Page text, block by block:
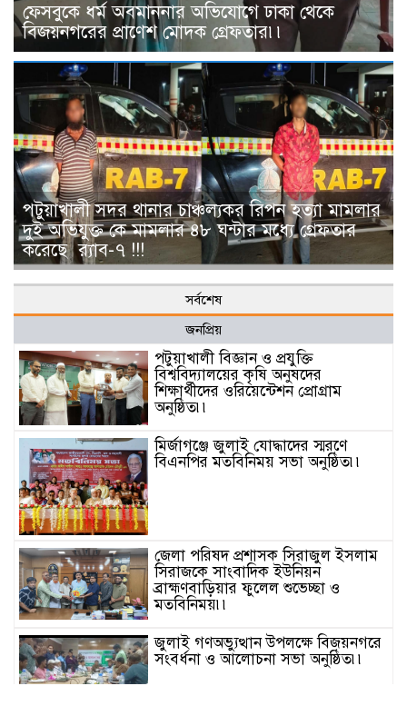
ফেসবুকে ধর্ম অবমাননার অভিযোগে ঢাকা থেকে
বিজয়নগরের প্রাণেশ মোদক গ্রেফতার৷৷
পটুয়াখালী সদর থানার চাঞ্চল্যকর রিপন হত্যা মামলার
দুই অভিযুক্ত কে মামলার ৪৮ ঘন্টার মধ্যে গ্রেফতার
করেছে র‌্যাব-৭ !!!
সর্বশেষ
জনপ্রিয়
পটুয়াখালী বিজ্ঞান ও প্রযুক্তি
বিশ্ববিদ্যালয়ের কৃষি অনুষদের
শিক্ষার্থীদের ওরিয়েন্টেশন প্রোগ্রাম
অনুষ্ঠিত৷৷
মির্জাগঞ্জে জুলাই যোদ্ধাদের স্মরণে
বিএনপির মতবিনিময় সভা অনুষ্ঠিত৷৷
জেলা পরিষদ প্রশাসক সিরাজুল ইসলাম
সিরাজকে সাংবাদিক ইউনিয়ন
ব্রাহ্মণবাড়িয়ার ফুলেল শুভেচ্ছা ও
মতবিনিময়৷৷
জুলাই গণঅভ্যুত্থান উপলক্ষে বিজয়নগরে
সংবর্ধনা ও আলোচনা সভা অনুষ্ঠিত৷৷